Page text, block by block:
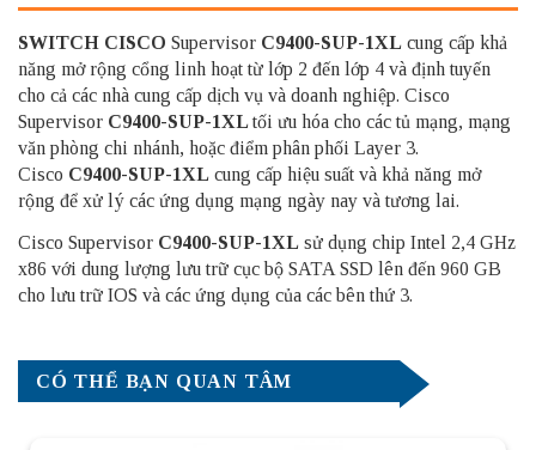
SWITCH CISCO Supervisor C9400-SUP-1XL cung cấp khả
năng mở rộng cổng linh hoạt từ lớp 2 đến lớp 4 và định tuyến
cho cả các nhà cung cấp dịch vụ và doanh nghiệp. Cisco
Supervisor C9400-SUP-1XL tối ưu hóa cho các tủ mạng, mạng
văn phòng chi nhánh, hoặc điểm phân phối Layer 3.
Cisco C9400-SUP-1XL cung cấp hiệu suất và khả năng mở
rộng để xử lý các ứng dụng mạng ngày nay và tương lai.
Cisco Supervisor C9400-SUP-1XL sử dụng chip Intel 2,4 GHz
x86 với dung lượng lưu trữ cục bộ SATA SSD lên đến 960 GB
cho lưu trữ IOS và các ứng dụng của các bên thứ 3.
CÓ THỂ BẠN QUAN TÂM